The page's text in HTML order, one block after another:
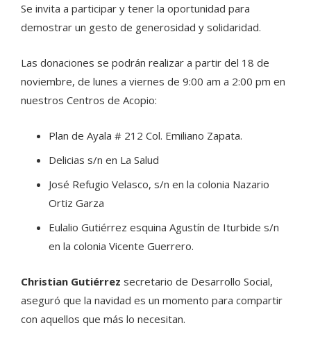
Se invita a participar y tener la oportunidad para
demostrar un gesto de generosidad y solidaridad.
Las donaciones se podrán realizar a partir del 18 de
noviembre, de lunes a viernes de 9:00 am a 2:00 pm en
nuestros Centros de Acopio:
Plan de Ayala # 212 Col. Emiliano Zapata.
Delicias s/n en La Salud
José Refugio Velasco, s/n en la colonia Nazario
Ortiz Garza
Eulalio Gutiérrez esquina Agustín de Iturbide s/n
en la colonia Vicente Guerrero.
Christian Gutiérrez secretario de Desarrollo Social,
aseguró que la navidad es un momento para compartir
con aquellos que más lo necesitan.